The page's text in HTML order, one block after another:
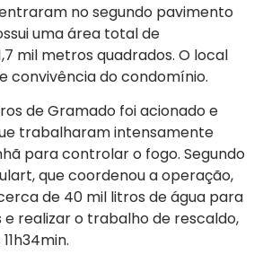
no segundo pavimento
uma área total de
mil metros quadrados. O local
convivência do condomínio.
de Gramado foi acionado e
trabalharam intensamente
para controlar o fogo. Segundo
que coordenou a operação,
de 40 mil litros de água para
e realizar o trabalho de rescaldo,